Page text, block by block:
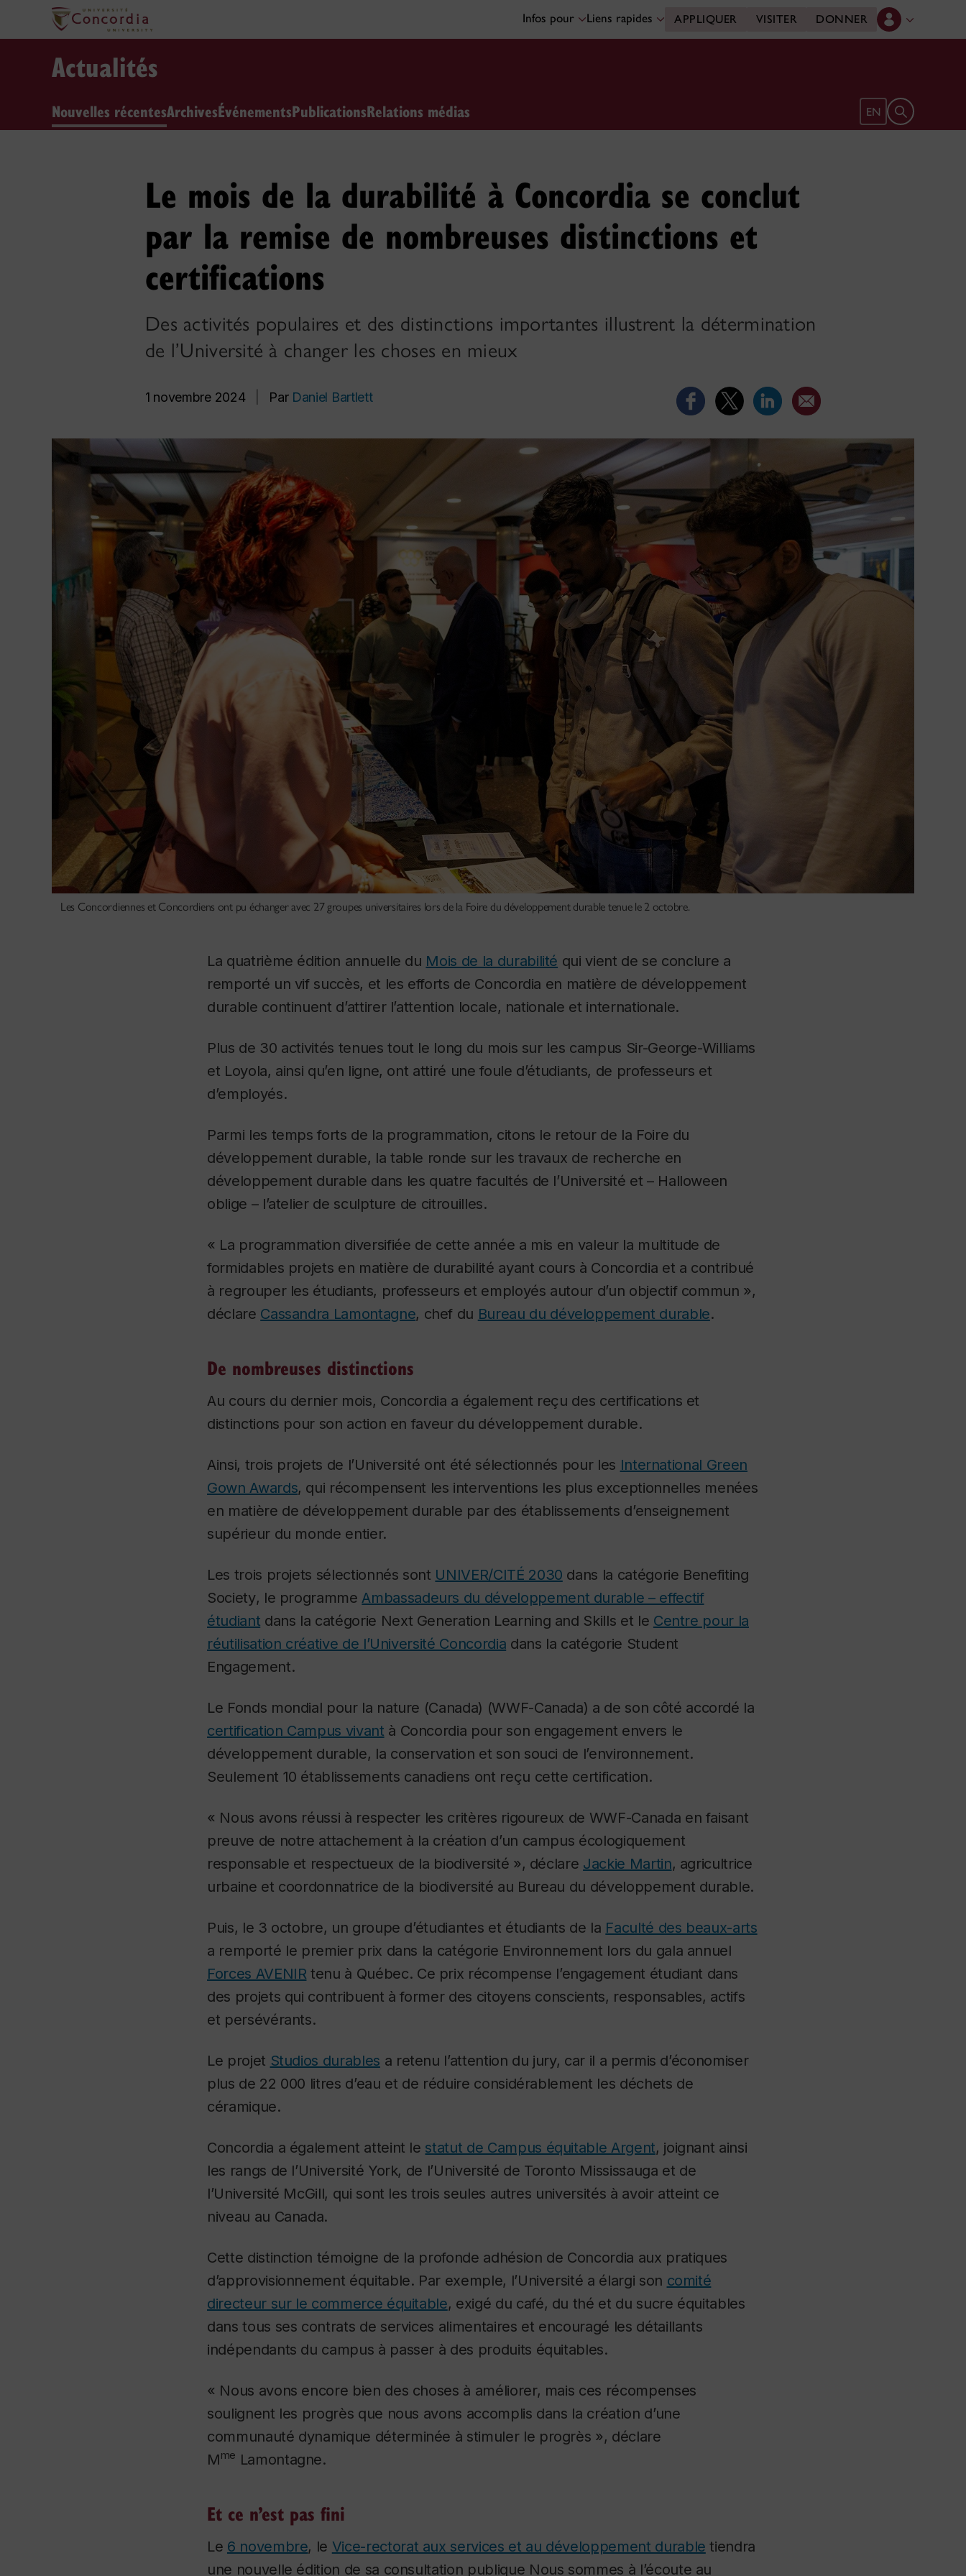
Infos pour Liens rapides APPLIQUER VISITER DONNER
Actualités
Nouvelles récentesArchivesÉvénementsPublicationsRelations médias EN Ouvrir le
Le mois de la durabilité à Concordia se conclut
par la remise de nombreuses distinctions et
certifications
Des activités populaires et des distinctions importantes illustrent la détermination
de l’Université à changer les choses en mieux
1 novembre 2024 Par Daniel Bartlett
Les Concordiennes et Concordiens ont pu échanger avec 27 groupes universitaires lors de la Foire du développement durable tenue le 2 octobre.
La quatrième édition annuelle du Mois de la durabilité qui vient de se conclure a
remporté un vif succès, et les efforts de Concordia en matière de développement
durable continuent d’attirer l’attention locale, nationale et internationale.
Plus de 30 activités tenues tout le long du mois sur les campus Sir-George-Williams
et Loyola, ainsi qu’en ligne, ont attiré une foule d’étudiants, de professeurs et
d’employés.
Parmi les temps forts de la programmation, citons le retour de la Foire du
développement durable, la table ronde sur les travaux de recherche en
développement durable dans les quatre facultés de l’Université et – Halloween
oblige – l’atelier de sculpture de citrouilles.
« La programmation diversifiée de cette année a mis en valeur la multitude de
formidables projets en matière de durabilité ayant cours à Concordia et a contribué
à regrouper les étudiants, professeurs et employés autour d’un objectif commun »,
déclare Cassandra Lamontagne, chef du Bureau du développement durable.
De nombreuses distinctions
Au cours du dernier mois, Concordia a également reçu des certifications et
distinctions pour son action en faveur du développement durable.
Ainsi, trois projets de l’Université ont été sélectionnés pour les International Green
Gown Awards, qui récompensent les interventions les plus exceptionnelles menées
en matière de développement durable par des établissements d’enseignement
supérieur du monde entier.
Les trois projets sélectionnés sont UNIVER/CITÉ 2030 dans la catégorie Benefiting
Society, le programme Ambassadeurs du développement durable – effectif
étudiant dans la catégorie Next Generation Learning and Skills et le Centre pour la
réutilisation créative de l’Université Concordia dans la catégorie Student
Engagement.
Le Fonds mondial pour la nature (Canada) (WWF-Canada) a de son côté accordé la
certification Campus vivant à Concordia pour son engagement envers le
développement durable, la conservation et son souci de l’environnement.
Seulement 10 établissements canadiens ont reçu cette certification.
« Nous avons réussi à respecter les critères rigoureux de WWF-Canada en faisant
preuve de notre attachement à la création d’un campus écologiquement
responsable et respectueux de la biodiversité », déclare Jackie Martin, agricultrice
urbaine et coordonnatrice de la biodiversité au Bureau du développement durable.
Puis, le 3 octobre, un groupe d’étudiantes et étudiants de la Faculté des beaux-arts
a remporté le premier prix dans la catégorie Environnement lors du gala annuel
Forces AVENIR tenu à Québec. Ce prix récompense l’engagement étudiant dans
des projets qui contribuent à former des citoyens conscients, responsables, actifs
et persévérants.
Le projet Studios durables a retenu l’attention du jury, car il a permis d’économiser
plus de 22 000 litres d’eau et de réduire considérablement les déchets de
céramique.
Concordia a également atteint le statut de Campus équitable Argent, joignant ainsi
les rangs de l’Université York, de l’Université de Toronto Mississauga et de
l’Université McGill, qui sont les trois seules autres universités à avoir atteint ce
niveau au Canada.
Cette distinction témoigne de la profonde adhésion de Concordia aux pratiques
d’approvisionnement équitable. Par exemple, l’Université a élargi son comité
directeur sur le commerce équitable, exigé du café, du thé et du sucre équitables
dans tous ses contrats de services alimentaires et encouragé les détaillants
indépendants du campus à passer à des produits équitables.
« Nous avons encore bien des choses à améliorer, mais ces récompenses
soulignent les progrès que nous avons accomplis dans la création d’une
communauté dynamique déterminée à stimuler le progrès », déclare
Mme Lamontagne.
Et ce n’est pas fini
Le 6 novembre, le Vice-rectorat aux services et au développement durable tiendra
une nouvelle édition de sa consultation publique Nous sommes à l’écoute au